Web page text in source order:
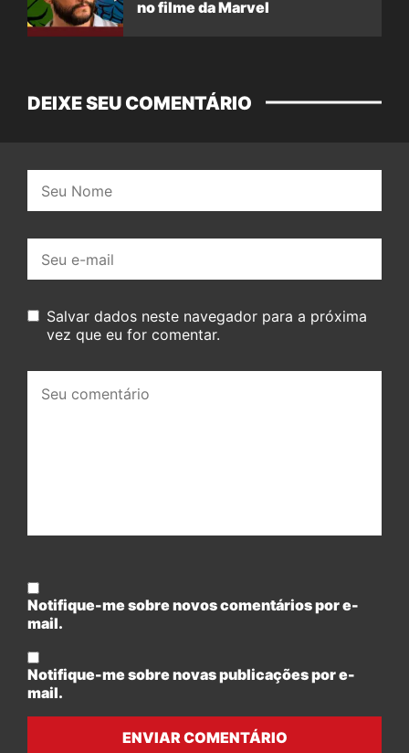
no filme da Marvel
DEIXE SEU COMENTÁRIO
mail:
Salvar dados neste navegador para a próxima
vez que eu for comentar.
comentário:
Notifique-me sobre novos comentários por e-
mail.
Notifique-me sobre novas publicações por e-
mail.
ENVIAR COMENTÁRIO